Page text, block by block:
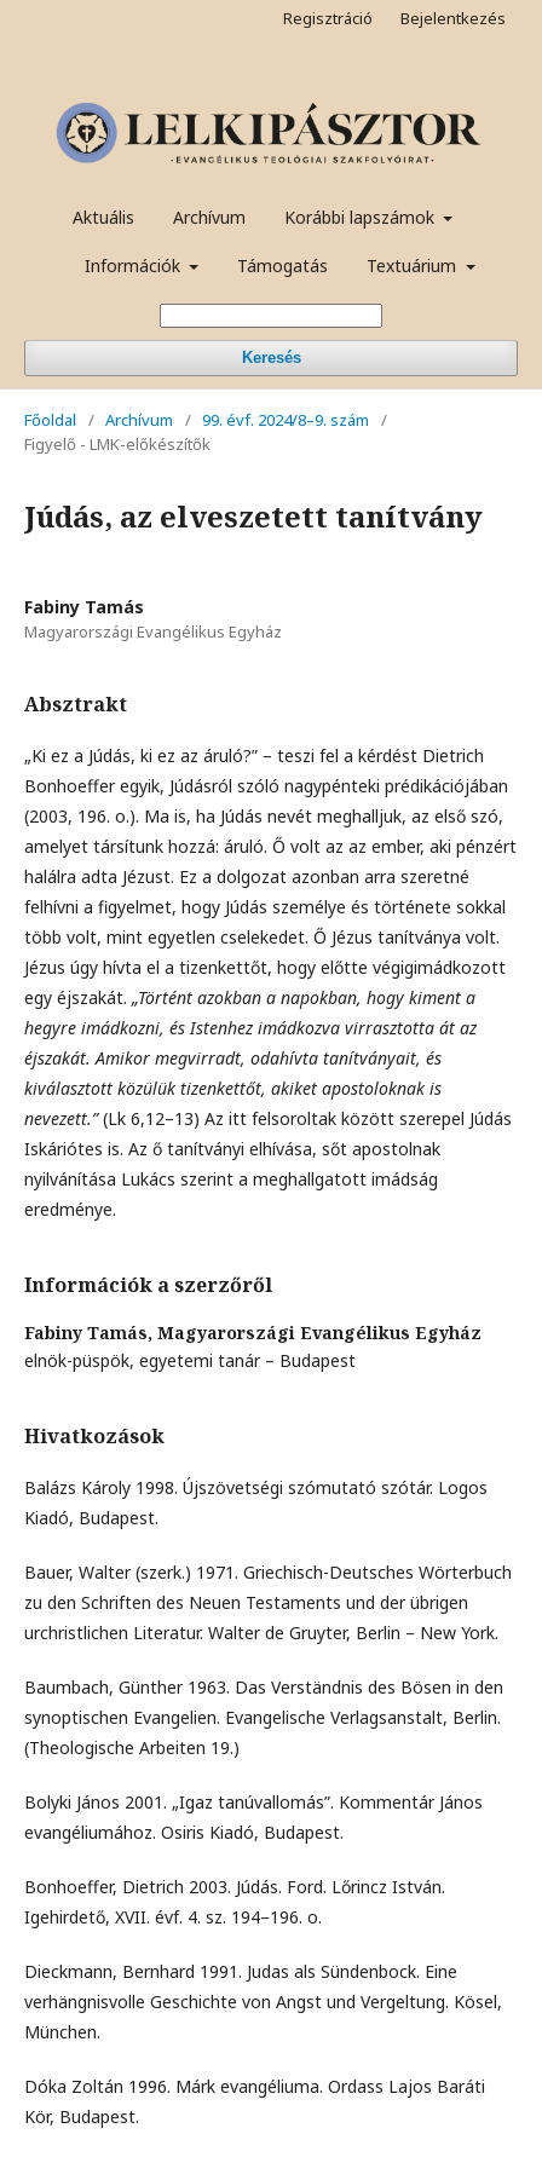
Aktuális Archívum Korábbi lapszámok
Információk Támogatás Textuárium
Keresés
Regisztráció Bejelentkezés
Főoldal / Archívum / 99. évf. 2024/8–9. szám
/
Figyelő - LMK-előkészítők
Júdás, az elveszetett tanítvány
Fabiny Tamás
Magyarországi Evangélikus Egyház
Absztrakt
„Ki ez a Júdás, ki ez az áruló?” – teszi fel a kérdést Dietrich
Bonhoeffer egyik, Júdásról szóló nagypénteki prédikációjában
(2003, 196. o.). Ma is, ha Júdás nevét meghalljuk, az első szó,
amelyet társítunk hozzá: áruló. Ő volt az az ember, aki pénzért
halálra adta Jézust. Ez a dolgozat azonban arra szeretné
felhívni a figyelmet, hogy Júdás személye és története sokkal
több volt, mint egyetlen cselekedet. Ő Jézus tanítványa volt.
Jézus úgy hívta el a tizenkettőt, hogy előtte végigimádkozott
egy éjszakát. „Történt azokban a napokban, hogy kiment a
hegyre imádkozni, és Istenhez imádkozva virrasztotta át az
éjszakát. Amikor megvirradt, odahívta tanítványait, és
kiválasztott közülük tizenkettőt, akiket apostoloknak is
nevezett.”(Lk 6,12–13) Az itt felsoroltak között szerepel Júdás
Iskáriótes is. Az ő tanítványi elhívása, sőt apostolnak
nyilvánítása Lukács szerint a meghallgatott imádság
eredménye.
Információk a szerzőről
Fabiny Tamás, Magyarországi Evangélikus Egyház
elnök-püspök, egyetemi tanár – Budapest
Hivatkozások
Balázs Károly 1998. Újszövetségi szómutató szótár. Logos
Kiadó, Budapest.
Bauer, Walter (szerk.) 1971. Griechisch-Deutsches Wörterbuch
zu den Schriften des Neuen Testaments und der übrigen
urchristlichen Literatur. Walter de Gruyter, Berlin – New York.
Baumbach, Günther 1963. Das Verständnis des Bösen in den
synoptischen Evangelien. Evangelische Verlagsanstalt, Berlin.
(Theologische Arbeiten 19.)
Bolyki János 2001. „Igaz tanúvallomás”. Kommentár János
evangéliumához. Osiris Kiadó, Budapest.
Bonhoeffer, Dietrich 2003. Júdás. Ford. Lőrincz István.
Igehirdető, XVII. évf. 4. sz. 194–196. o.
Dieckmann, Bernhard 1991. Judas als Sündenbock. Eine
verhängnisvolle Geschichte von Angst und Vergeltung. Kösel,
München.
Dóka Zoltán 1996. Márk evangéliuma. Ordass Lajos Baráti
Kör, Budapest.